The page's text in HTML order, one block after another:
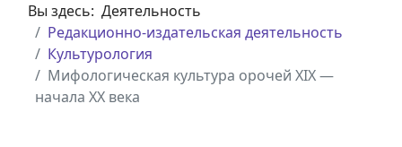
Вы здесь: Деятельность
Редакционно-издательская деятельность
Культурология
Мифологическая культура орочей XIX —
начала XX века